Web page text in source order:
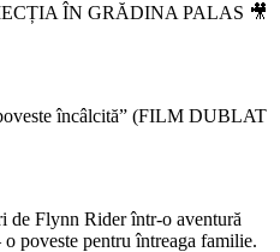
ÎN GRĂDINA PALAS 🎥
încâlcită” (FILM DUBLAT
de Flynn Rider într-o aventură
poveste pentru întreaga familie.